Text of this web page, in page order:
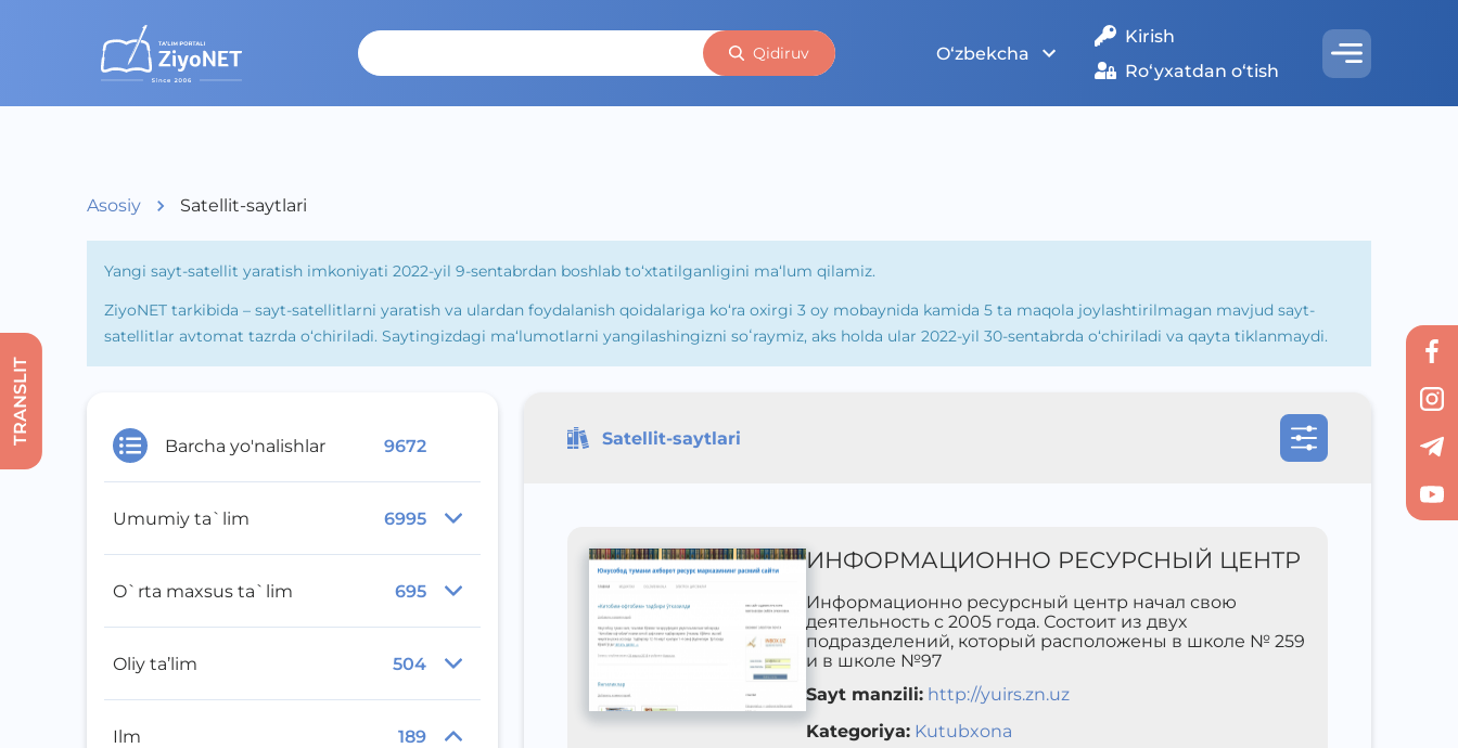
Qidiruv O‘zbekcha
Kirish
Ro‘yxatdan o‘tish
Asosiy Satellit-saytlari
Yangi sayt-satellit yaratish imkoniyati 2022-yil 9-sentabrdan boshlab to‘xtatilganligini ma‘lum qilamiz.
ZiyoNET tarkibida – sayt-satellitlarni yaratish va ulardan foydalanish qoidalariga ko‘ra oxirgi 3 oy mobaynida kamida 5 ta maqola joylashtirilmagan mavjud sayt-
satellitlar avtomat tazrda o‘chiriladi. Saytingizdagi ma‘lumotlarni yangilashingizni soʻraymiz, aks holda ular 2022-yil 30-sentabrda o‘chiriladi va qayta tiklanmaydi.
Barcha yo'nalishlar 9672
Umumiy ta`lim 6995
O`rta maxsus ta`lim 695
Oliy ta’lim 504
Ilm 189
Satellit-saytlari
ИНФОРМАЦИОННО РЕСУРСНЫЙ ЦЕНТР
Информационно ресурсный центр начал свою
деятельность с 2005 года. Состоит из двух
подразделений, который расположены в школе № 259
и в школе №97
Sayt manzili: http://yuirs.zn.uz
Kategoriya: Kutubxona
TRANSLIT